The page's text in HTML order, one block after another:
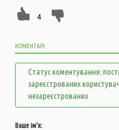
4
КОМЕНТАРІ:
Статус коментування:
зареєстрованих
незареєстрованих
Ваше ім'я: